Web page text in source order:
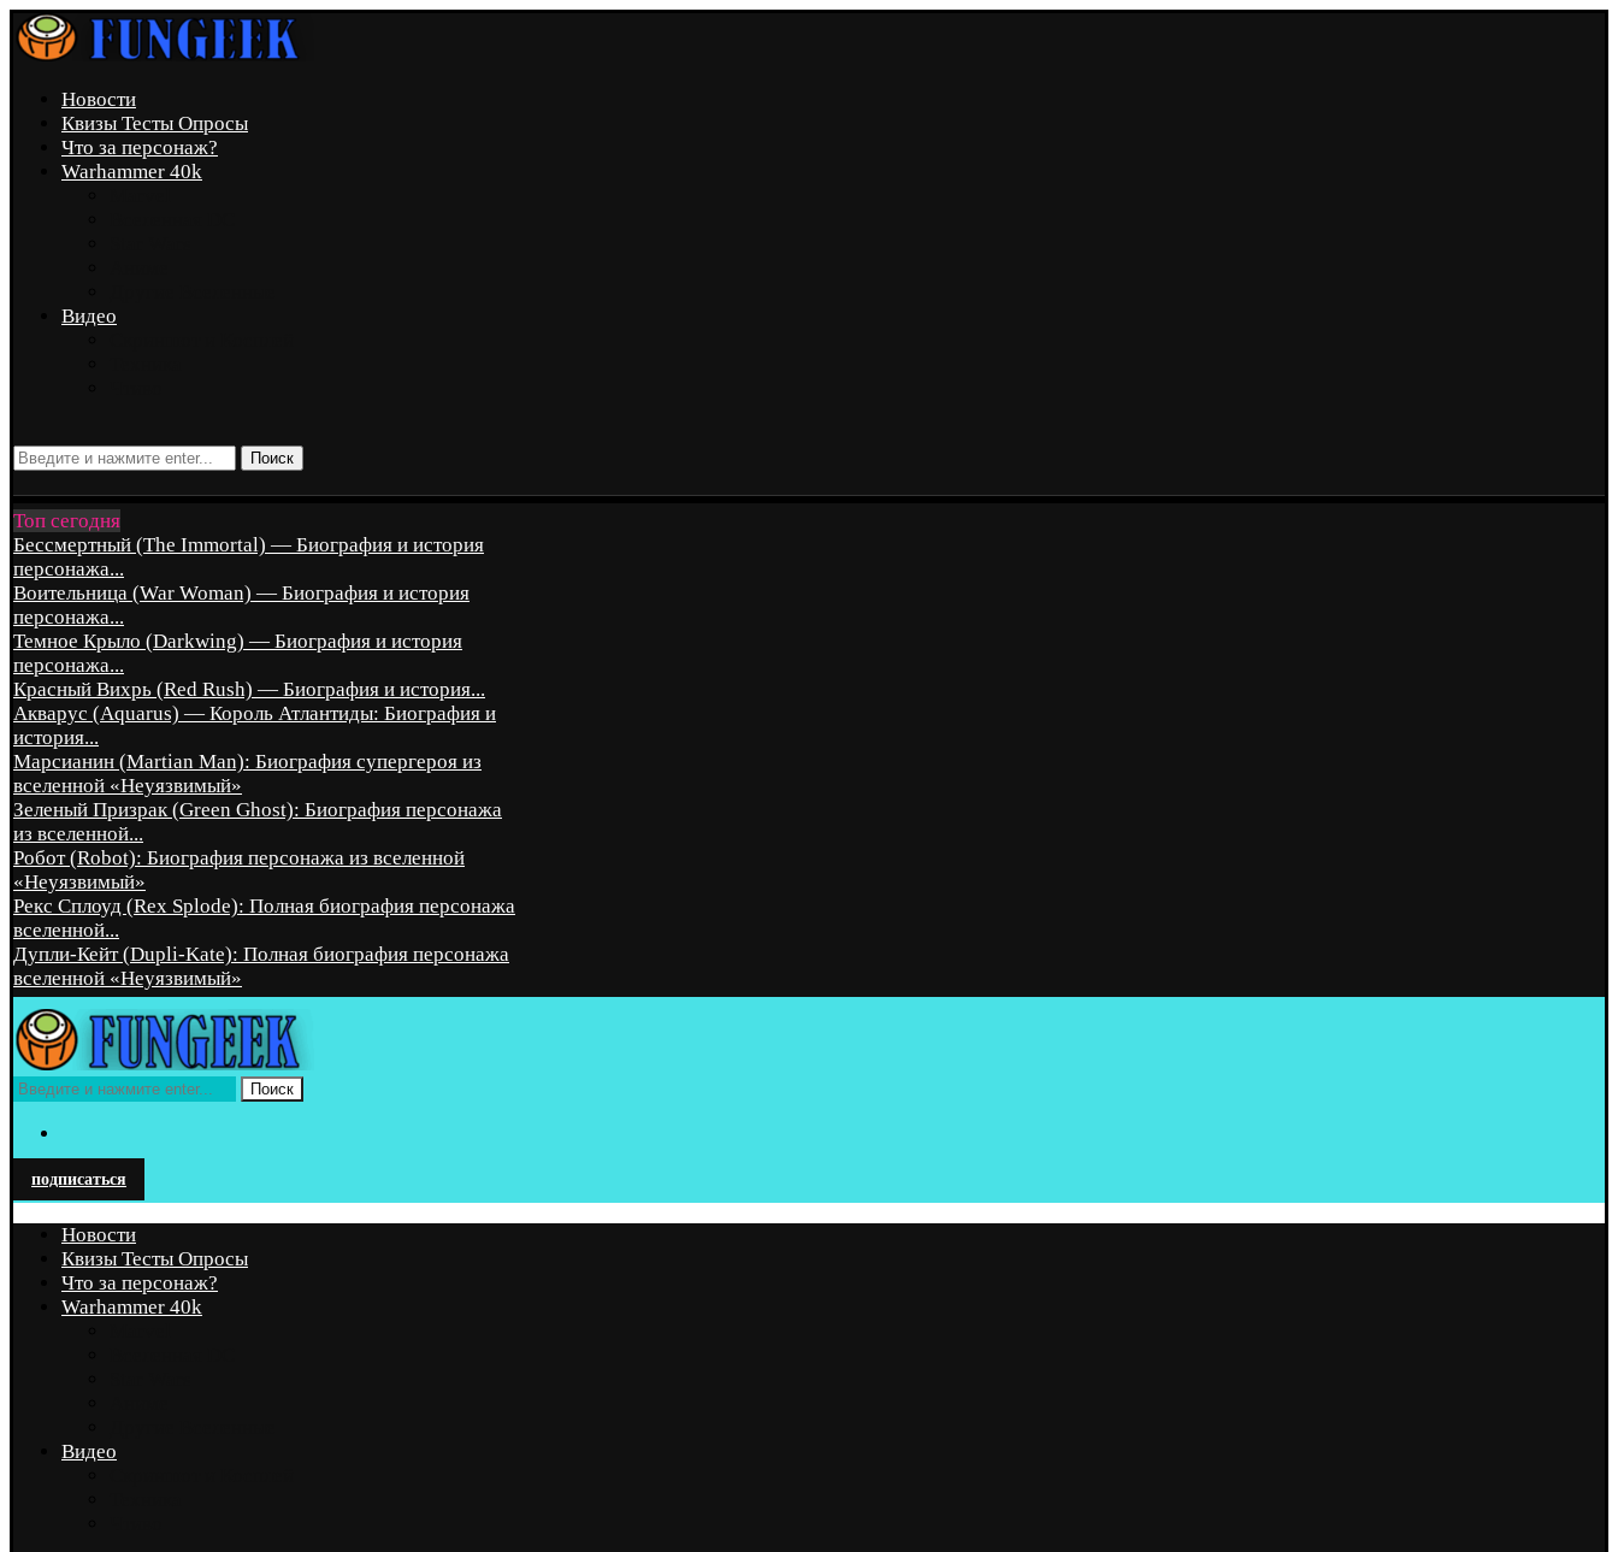
Новости
Квизы Тесты Опросы
Что за персонаж?
Warhammer 40k
Видео
Поиск
Топ сегодня
Бессмертный (The Immortal) — Биография и история
персонажа...
Воительница (War Woman) — Биография и история
персонажа...
Темное Крыло (Darkwing) — Биография и история
персонажа...
Красный Вихрь (Red Rush) — Биография и история...
Акварус (Aquarus) — Король Атлантиды: Биография и
история...
Марсианин (Martian Man): Биография супергероя из
вселенной «Неуязвимый»
Зеленый Призрак (Green Ghost): Биография персонажа
из вселенной...
Робот (Robot): Биография персонажа из вселенной
«Неуязвимый»
Рекс Сплоуд (Rex Splode): Полная биография персонажа
вселенной...
Дупли-Кейт (Dupli-Kate): Полная биография персонажа
вселенной «Неуязвимый»
Поиск
подписаться
Новости
Квизы Тесты Опросы
Что за персонаж?
Warhammer 40k
Видео